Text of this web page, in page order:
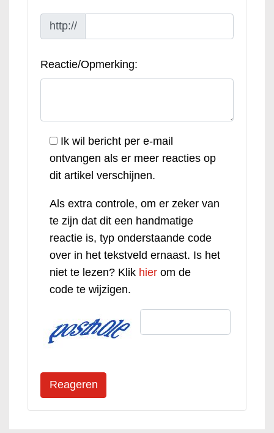
http://
Reactie/Opmerking:
Ik wil bericht per e-mail
ontvangen als er meer reacties op
dit artikel verschijnen.
Als extra controle, om er zeker van
te zijn dat dit een handmatige
reactie is, typ onderstaande code
over in het tekstveld ernaast. Is het
niet te lezen? Klik hier om de
code te wijzigen.